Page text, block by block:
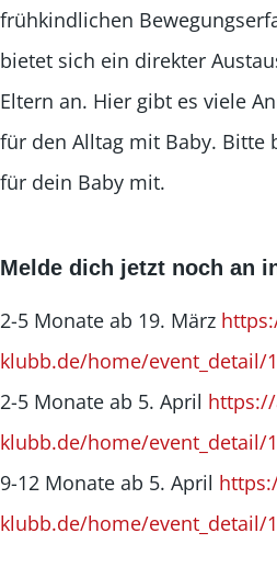
frühkindlichen
bietet sich ein direkter
Eltern an. Hier gibt es viele
für den Alltag mit Baby. Bitte
für dein Baby mit.
Melde dich jetzt noch an
2-5 Monate ab 19. März
klubb.de/home/event_detail/
2-5 Monate ab 5. April
klubb.de/home/event_detail/
9-12 Monate ab 5. April
klubb.de/home/event_detail/